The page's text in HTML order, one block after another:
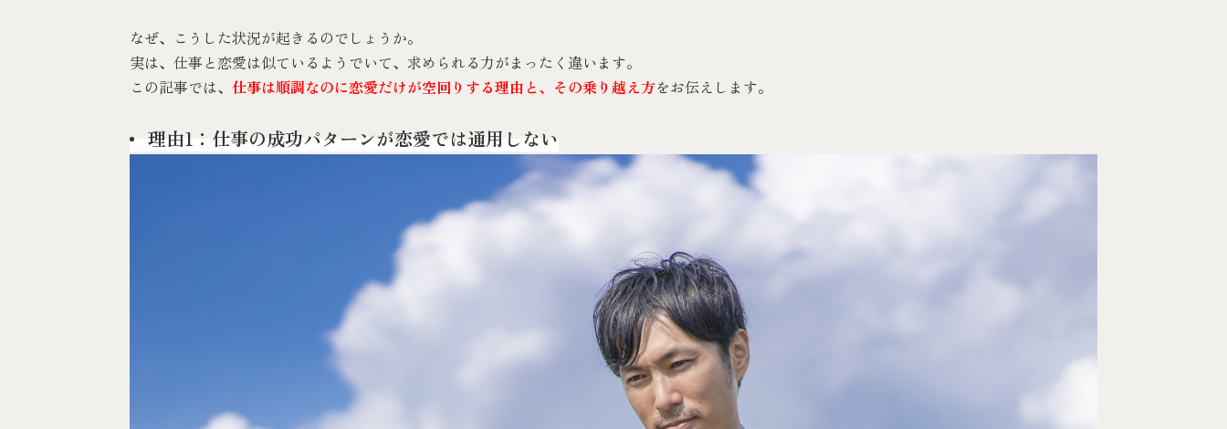
なぜ、こうした状況が起きるのでしょうか。
実は、仕事と恋愛は似ているようでいて、求められる力がまったく違います。
この記事では、 仕事は順調なのに恋愛だけが空回りする理由と、その乗り越え方をお伝えします。
理由1：仕事の成功パターンが恋愛では通用しない